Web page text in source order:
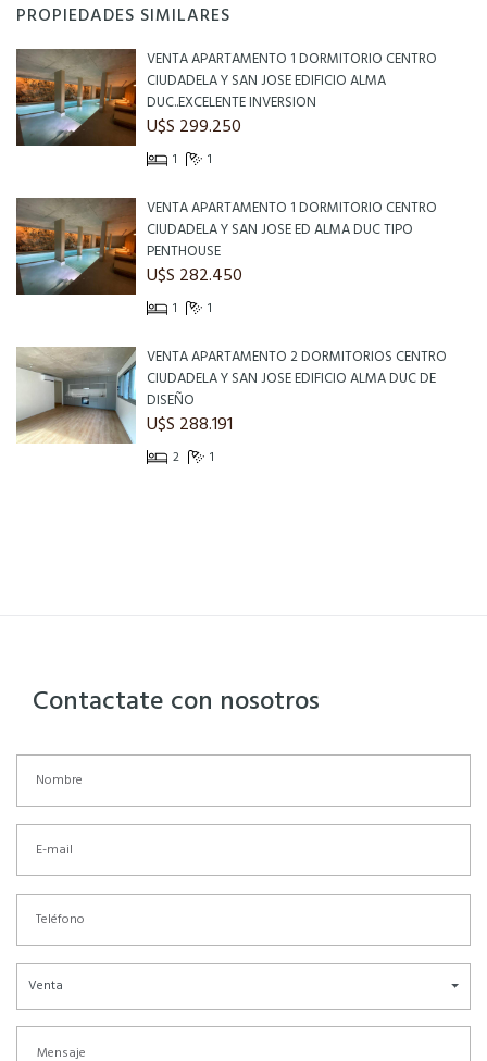
PROPIEDADES SIMILARES
VENTA APARTAMENTO 1 DORMITORIO CENTRO
CIUDADELA Y SAN JOSE EDIFICIO ALMA
DUC..EXCELENTE INVERSION
U$S 299.250
1 1
VENTA APARTAMENTO 1 DORMITORIO CENTRO
CIUDADELA Y SAN JOSE ED ALMA DUC TIPO
PENTHOUSE
U$S 282.450
1 1
VENTA APARTAMENTO 2 DORMITORIOS CENTRO
CIUDADELA Y SAN JOSE EDIFICIO ALMA DUC DE
DISEÑO
U$S 288.191
2 1
Contactate con nosotros
Venta